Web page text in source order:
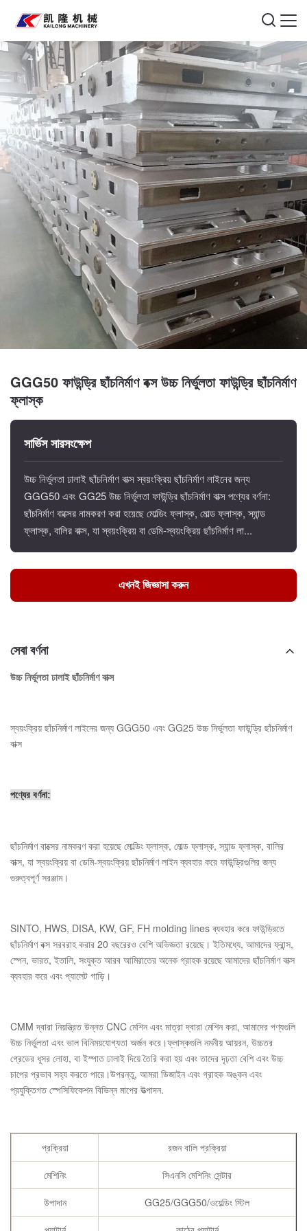
GGG50 ফাউন্ড্রি ছাঁচনির্মাণ বক্স উচ্চ নির্ভুলতা ফাউন্ড্রি ছাঁচনির্মাণ
ফ্লাস্ক
সার্ভিস সারসংক্ষেপ
উচ্চ নির্ভুলতা ঢালাই ছাঁচনির্মাণ বাক্স স্বয়ংক্রিয় ছাঁচনির্মাণ লাইনের জন্য
GGG50 এবং GG25 উচ্চ নির্ভুলতা ফাউন্ড্রি ছাঁচনির্মাণ বাক্স পণ্যের বর্ণনা:
ছাঁচনির্মাণ বাক্সের নামকরণ করা হয়েছে মোল্ডিং ফ্লাস্ক, মোল্ড ফ্লাস্ক, স্যান্ড
ফ্লাস্ক, বালির বাক্স, যা স্বয়ংক্রিয় বা ডেমি-স্বয়ংক্রিয় ছাঁচনির্মাণ লা...
এখনই জিজ্ঞাসা করুন
সেবা বর্ণনা
উচ্চ নির্ভুলতা ঢালাই ছাঁচনির্মাণ বাক্স
স্বয়ংক্রিয় ছাঁচনির্মাণ লাইনের জন্য GGG50 এবং GG25 উচ্চ নির্ভুলতা ফাউন্ড্রি ছাঁচনির্মাণ
বাক্স
পণ্যের বর্ণনা:
ছাঁচনির্মাণ বাক্সের নামকরণ করা হয়েছে মোল্ডিং ফ্লাস্ক, মোল্ড ফ্লাস্ক, স্যান্ড ফ্লাস্ক, বালির
বাক্স, যা স্বয়ংক্রিয় বা ডেমি-স্বয়ংক্রিয় ছাঁচনির্মাণ লাইন ব্যবহার করে ফাউন্ড্রিগুলির জন্য
গুরুত্বপূর্ণ সরঞ্জাম।
SINTO, HWS, DISA, KW, GF, FH molding lines ব্যবহার করে ফাউন্ড্রিতে
ছাঁচনির্মাণ বক্স সরবরাহ করার 20 বছরেরও বেশি অভিজ্ঞতা রয়েছে। ইতিমধ্যে, আমাদের ফ্রান্স,
স্পেন, ভারত, ইতালি, সংযুক্ত আরব আমিরাতের অনেক গ্রাহক রয়েছে আমাদের ছাঁচনির্মাণ বাক্স
ব্যবহার করে এবং প্যালেট গাড়ি।
CMM দ্বারা নিয়ন্ত্রিত উন্নত CNC মেশিন এবং মাত্রা দ্বারা মেশিন করা, আমাদের পণ্যগুলি
উচ্চ নির্ভুলতা এবং ভাল বিনিময়যোগ্যতা অর্জন করে।ফ্লাস্কগুলি নমনীয় আয়রন, উচ্চতর
গ্রেডের ধূসর লোহা, বা ইস্পাত ঢালাই দিয়ে তৈরি করা হয় এবং তাদের দৃঢ়তা বেশি এবং উচ্চ
চাপের প্রভাব সহ্য করতে পারে।উপরন্তু, আমরা ডিজাইন এবং গ্রাহক অঙ্কন এবং
প্রযুক্তিগত স্পেসিফিকেশন বিভিন্ন মাপের উত্পাদন.
প্রক্রিয়া
রজন বালি প্রক্রিয়া
মেশিনিং
সিএনসি মেশিনিং সেন্টার
উপাদান
GG25/GGG50/ওয়েল্ডিং স্টিল